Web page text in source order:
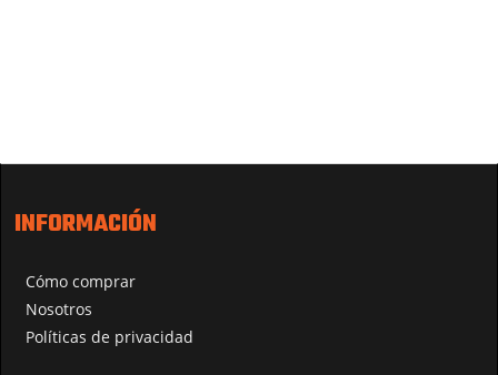
INFORMACIÓN
Cómo comprar
Nosotros
Políticas de privacidad